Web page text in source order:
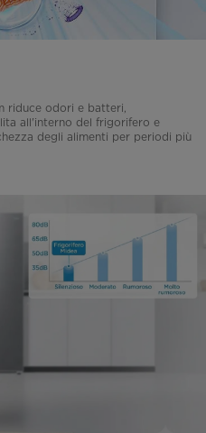
riduce odori e batteri,
all'interno del frigorifero e
degli alimenti per periodi più